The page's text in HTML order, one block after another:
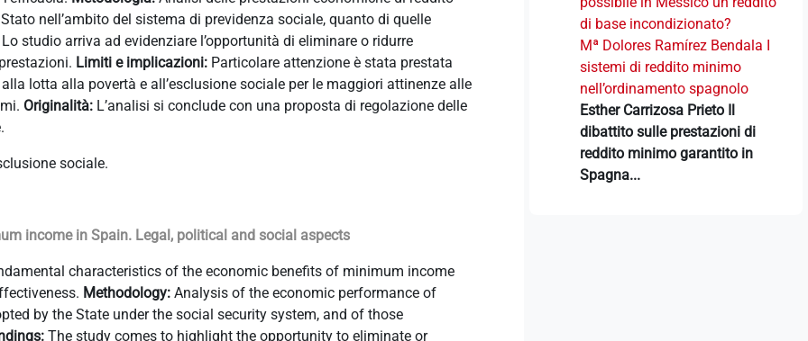
di base incondizionato?
Mª Dolores Ramírez Bendala I
sistemi di reddito minimo
nell’ordinamento spagnolo
Esther Carrizosa Prieto Il
dibattito sulle prestazioni di
reddito minimo garantito in
Spagna...
nell’ambito del sistema di previdenza sociale, quanto di quelle
Lo studio arriva ad evidenziare l’opportunità di eliminare o ridurre
Limiti e implicazioni: Particolare attenzione è stata prestata
lotta alla povertà e all’esclusione sociale per le maggiori attinenze alle
Originalità: L’analisi si conclude con una proposta di regolazione delle
sociale.
income in Spain. Legal, political and social aspects
characteristics of the economic benefits of minimum income
Methodology: Analysis of the economic performance of
by the State under the social security system, and of those
The study comes to highlight the opportunity to eliminate or